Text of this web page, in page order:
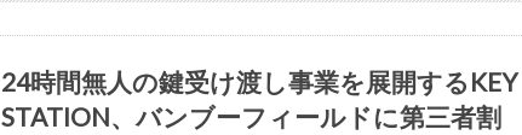
24時間無人の鍵受け渡し事業を展開するKEY
STATION、バンブーフィールドに第三者割